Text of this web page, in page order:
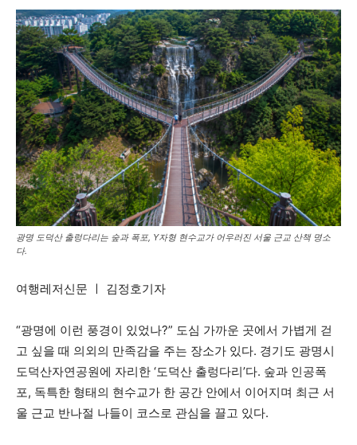
광명 도덕산 출렁다리는 숲과 폭포, Y자형 현수교가 어우러진 서울 근교 산책 명소
다.
여행레저신문 ㅣ 김정호기자
“광명에 이런 풍경이 있었나?” 도심 가까운 곳에서 가볍게 걷
고 싶을 때 의외의 만족감을 주는 장소가 있다. 경기도 광명시
도덕산자연공원에 자리한 ‘도덕산 출렁다리’다. 숲과 인공폭
포, 독특한 형태의 현수교가 한 공간 안에서 이어지며 최근 서
울 근교 반나절 나들이 코스로 관심을 끌고 있다.